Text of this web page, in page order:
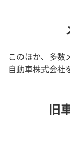
このほか、多数
自動車株式会社
旧